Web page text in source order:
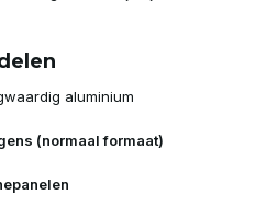
aluminium
(normaal formaat)